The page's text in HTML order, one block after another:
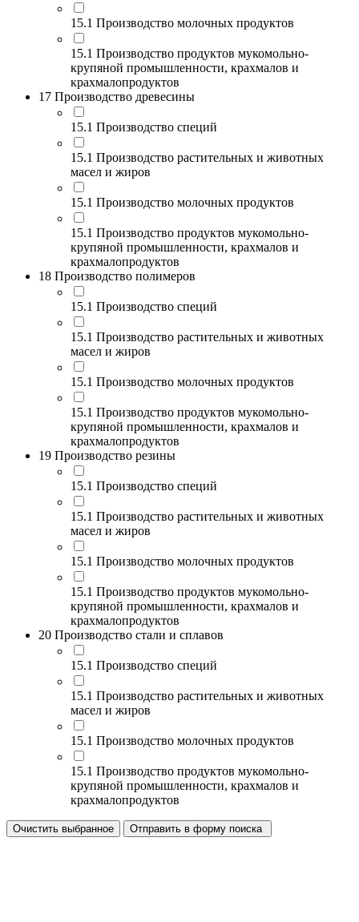
15.1 Производство молочных продуктов
15.1 Производство продуктов мукомольно-
крупяной промышленности, крахмалов и
крахмалопродуктов
17 Производство древесины
15.1 Производство специй
15.1 Производство растительных и животных
масел и жиров
15.1 Производство молочных продуктов
15.1 Производство продуктов мукомольно-
крупяной промышленности, крахмалов и
крахмалопродуктов
18 Производство полимеров
15.1 Производство специй
15.1 Производство растительных и животных
масел и жиров
15.1 Производство молочных продуктов
15.1 Производство продуктов мукомольно-
крупяной промышленности, крахмалов и
крахмалопродуктов
19 Производство резины
15.1 Производство специй
15.1 Производство растительных и животных
масел и жиров
15.1 Производство молочных продуктов
15.1 Производство продуктов мукомольно-
крупяной промышленности, крахмалов и
крахмалопродуктов
20 Производство стали и сплавов
15.1 Производство специй
15.1 Производство растительных и животных
масел и жиров
15.1 Производство молочных продуктов
15.1 Производство продуктов мукомольно-
крупяной промышленности, крахмалов и
крахмалопродуктов